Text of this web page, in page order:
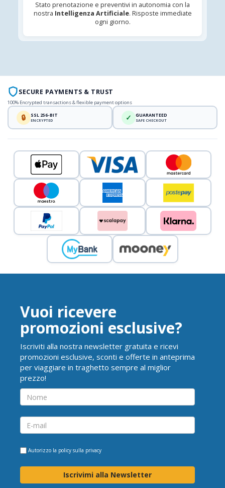
Stato prenotazione e preventivi in autonomia con la
nostra Intelligenza Artificiale. Risposte immediate
ogni giorno.
SECURE PAYMENTS & TRUST
100% Encrypted transactions & flexible payment options
🔒 SSL 256-BIT
ENCRYPTED ✓ GUARANTEED
SAFE CHECKOUT
Vuoi ricevere
promozioni esclusive?
Iscriviti alla nostra newsletter gratuita e ricevi
promozioni esclusive, sconti e offerte in anteprima
per viaggiare in traghetto sempre al miglior
prezzo!
Autorizzo la policy sulla privacy
Iscrivimi alla Newsletter